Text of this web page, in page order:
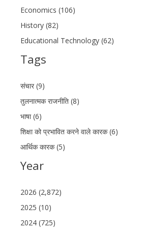
Economics (106)
History (82)
Educational Technology (62)
Tags
संचार (9)
तुलनात्मक राजनीति (8)
भाषा (6)
शिक्षा को प्रभावित करने वाले कारक (6)
आर्थिक कारक (5)
Year
2026 (2,872)
2025 (10)
2024 (725)